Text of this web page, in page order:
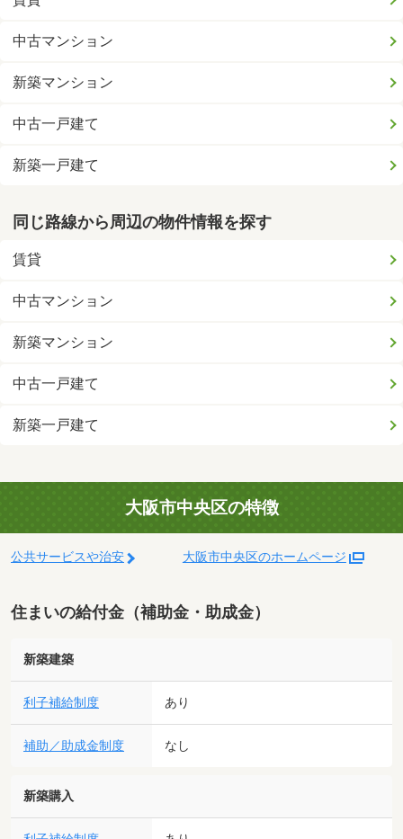
中古マンション
新築マンション
中古一戸建て
新築一戸建て
同じ路線から周辺の物件情報を探す
賃貸
中古マンション
新築マンション
中古一戸建て
新築一戸建て
大阪市中央区の特徴
公共サービスや治安 大阪市中央区のホームページ
住まいの給付金（補助金・助成金）
新築建築
利子補給制度 あり
補助／助成金制度 なし
新築購入